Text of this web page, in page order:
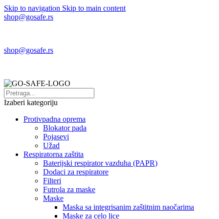
Skip to navigation Skip to main content
shop@gosafe.rs
shop@gosafe.rs
Izaberi kategoriju
Protivpadna oprema
Blokator pada
Pojasevi
Užad
Respiratorna zaštita
Baterijski respirator vazduha (PAPR)
Dodaci za respiratore
Filteri
Futrola za maske
Maske
Maska sa integrisanim zaštitnim naočarima
Maske za celo lice